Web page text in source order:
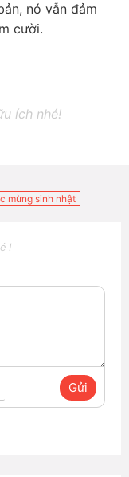
nó vẫn đảm
cười.
ích nhé!
mừng sinh nhật
!
Gửi